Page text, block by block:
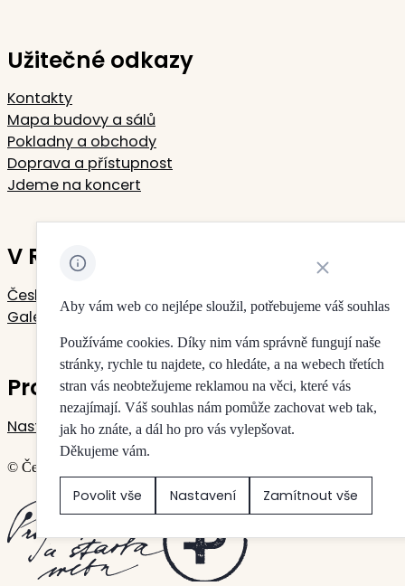
Užitečné odkazy
Kontakty
Mapa budovy a sálů
Pokladny a obchody
Doprava a přístupnost
Jdeme na koncert
V Rudolfinu sídlí
Česká filharmonie
Galerie Rudolfinum
Pro vaše soukromí
Nastavení cookies
© Česká filharmonie & Galerie Rudolfinum
Vytvořilo
Aby vám web co nejlépe sloužil, potřebujeme váš souhlas
Používáme cookies. Díky nim vám správně fungují naše
stránky, rychle tu najdete, co hledáte, a na webech třetích
stran vás neobtežujeme reklamou na věci, které vás
nezajímají. Váš souhlas nám pomůže zachovat web tak,
jak ho znáte, a dál ho pro vás vylepšovat.
Děkujeme vám.
Povolit vše Nastavení Zamítnout vše
Zavřít oznámení